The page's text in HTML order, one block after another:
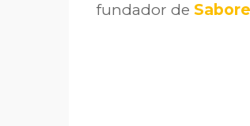
fundador de